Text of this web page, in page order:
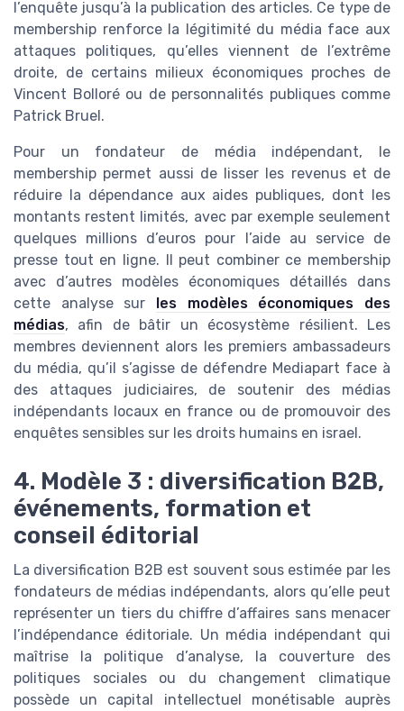
l’enquête jusqu’à la publication des articles. Ce type de
membership renforce la légitimité du média face aux
attaques politiques, qu’elles viennent de l’extrême
droite, de certains milieux économiques proches de
Vincent Bolloré ou de personnalités publiques comme
Patrick Bruel.
Pour un fondateur de média indépendant, le
membership permet aussi de lisser les revenus et de
réduire la dépendance aux aides publiques, dont les
montants restent limités, avec par exemple seulement
quelques millions d’euros pour l’aide au service de
presse tout en ligne. Il peut combiner ce membership
avec d’autres modèles économiques détaillés dans
cette analyse sur les modèles économiques des
médias, afin de bâtir un écosystème résilient. Les
membres deviennent alors les premiers ambassadeurs
du média, qu’il s’agisse de défendre Mediapart face à
des attaques judiciaires, de soutenir des médias
indépendants locaux en france ou de promouvoir des
enquêtes sensibles sur les droits humains en israel.
4. Modèle 3 : diversification B2B,
événements, formation et
conseil éditorial
La diversification B2B est souvent sous estimée par les
fondateurs de médias indépendants, alors qu’elle peut
représenter un tiers du chiffre d’affaires sans menacer
l’indépendance éditoriale. Un média indépendant qui
maîtrise la politique d’analyse, la couverture des
politiques sociales ou du changement climatique
possède un capital intellectuel monétisable auprès